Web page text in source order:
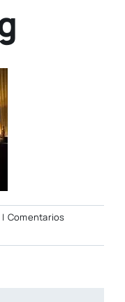
| Comentarios